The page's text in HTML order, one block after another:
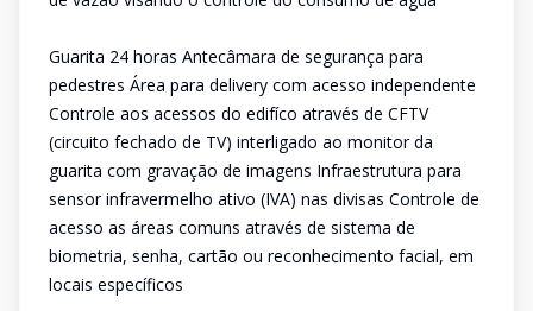
Guarita 24 horas Antecâmara de segurança para
pedestres Área para delivery com acesso independente
Controle aos acessos do edifíco através de CFTV
(circuito fechado de TV) interligado ao monitor da
guarita com gravação de imagens Infraestrutura para
sensor infravermelho ativo (IVA) nas divisas Controle de
acesso as áreas comuns através de sistema de
biometria, senha, cartão ou reconhecimento facial, em
locais específicos